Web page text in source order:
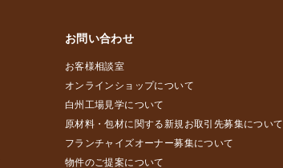
お問い合わせ
お客様相談室
オンラインショップについて
白州工場見学について
原材料・包材に関する新規お取引先募集について
フランチャイズオーナー募集について
物件のご提案について